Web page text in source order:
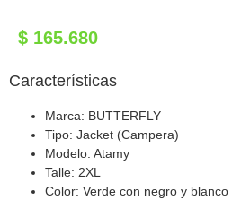
$ 165.680
Características
Marca: BUTTERFLY
Tipo: Jacket (Campera)
Modelo: Atamy
Talle: 2XL
Color: Verde con negro y blanco